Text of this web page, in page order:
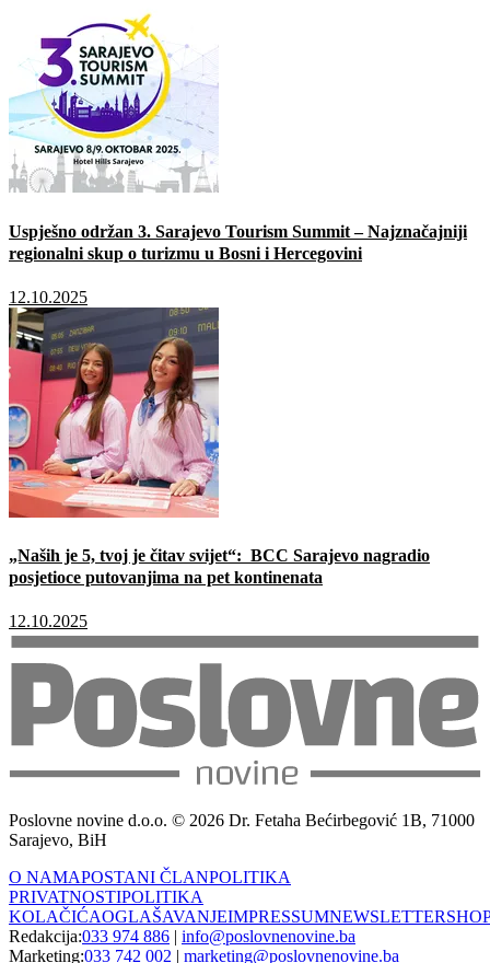
Uspješno održan 3. Sarajevo Tourism Summit – Najznačajniji
regionalni skup o turizmu u Bosni i Hercegovini
12.10.2025
„Naših je 5, tvoj je čitav svijet“: BCC Sarajevo nagradio
posjetioce putovanjima na pet kontinenata
12.10.2025
Poslovne novine d.o.o. © 2026 Dr. Fetaha Bećirbegović 1B, 71000
Sarajevo, BiH
O NAMAPOSTANI ČLANPOLITIKA
PRIVATNOSTIPOLITIKA
KOLAČIĆAOGLAŠAVANJEIMPRESSUMNEWSLETTER
Redakcija:033 974 886 | info@poslovnenovine.ba
Marketing:033 742 002 | marketing@poslovnenovine.ba